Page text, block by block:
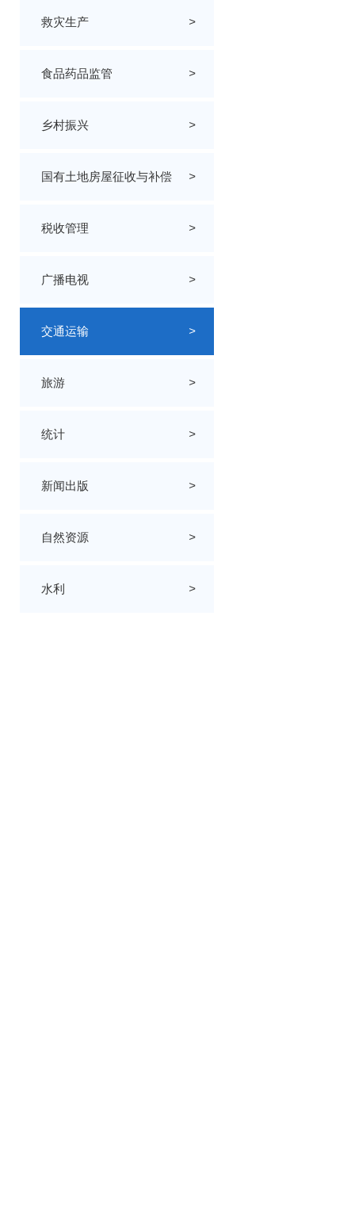
救灾生产 >
食品药品监管 >
乡村振兴 >
国有土地房屋征收与补偿 >
税收管理 >
广播电视 >
交通运输 >
旅游 >
统计 >
新闻出版 >
自然资源 >
水利 >